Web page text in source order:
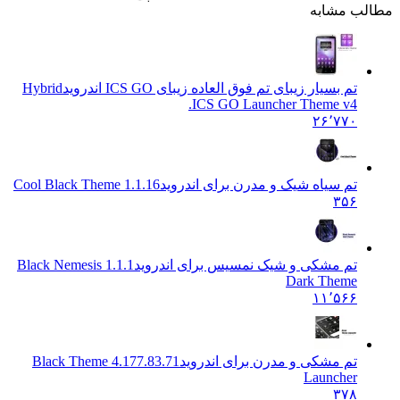
مشابه
تم بسیار زیبای تم فوق العاده زیبای ICS GO اندروید
Hybrid
ICS GO Launcher Theme v4.
۲۶٬۷۷۰
تم سیاه شیک و مدرن برای اندروید 1.1.16 Cool Black Theme
تم مشکی و شیک نمسیس برای اندروید
1.1.1 Black Nemesis
Dark Theme
۱۱٬۵۶۶
تم مشکی و مدرن برای اندروید
4.177.83.71 Black Theme
Launcher